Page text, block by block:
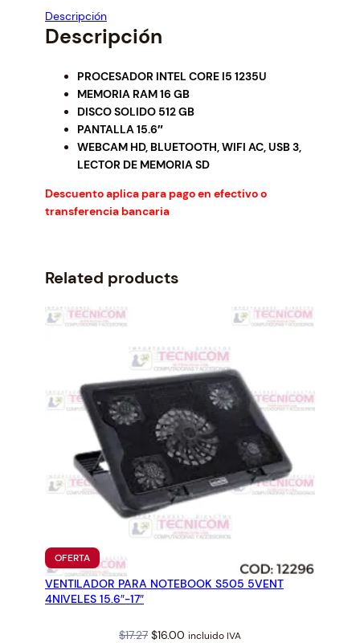
c
e
w
s
:
$
5
9
2
.
9
i
s
$
5
4
9
.
0
0
.
Descripción
Descripción
PROCESADOR INTEL CORE I5 1235U
MEMORIA RAM 16 GB
DISCO SOLIDO 512 GB
PANTALLA 15.6″
WEBCAM HD, BLUETOOTH, WIFI AC, USB 3,
LECTOR DE MEMORIA SD
Descuento aplica para pago en efectivo o
transferencia bancaria
Related products
OFERTAPRODUCTO
EN
OFERTA
VENTILADOR PARA NOTEBOOK S505 5VENT
4NIVELES 15.6″-17″
$17.27 Original
$16.00 Current
incluido IVA